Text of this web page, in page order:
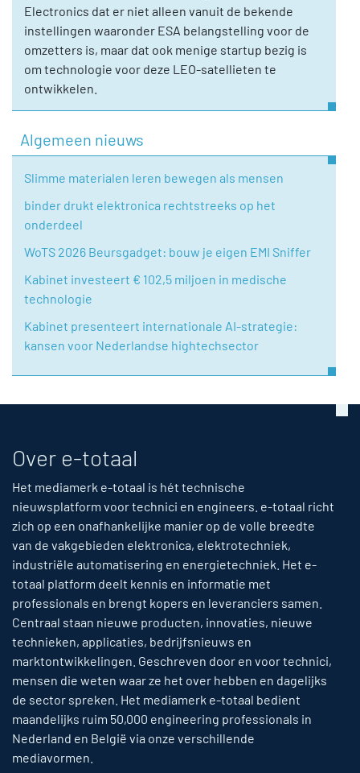
Electronics dat er niet alleen vanuit de bekende
instellingen waaronder ESA belangstelling voor de
omzetters is, maar dat ook menige startup bezig is
om technologie voor deze LEO-satellieten te
ontwikkelen.
Algemeen nieuws
Slimme materialen leren bewegen als mensen
binder drukt elektronica rechtstreeks op het
onderdeel
WoTS 2026 Beursgadget: bouw je eigen EMI Sniffer
Kabinet investeert € 102,5 miljoen in medische
technologie
Kabinet presenteert internationale AI-strategie:
kansen voor Nederlandse hightechsector
Over e-totaal
Het mediamerk e-totaal is hét technische
nieuwsplatform voor technici en engineers. e-totaal richt
zich op een onafhankelijke manier op de volle breedte
van de vakgebieden elektronica, elektrotechniek,
industriële automatisering en energietechniek. Het e-
totaal platform deelt kennis en informatie met
professionals en brengt kopers en leveranciers samen.
Centraal staan nieuwe producten, innovaties, nieuwe
technieken, applicaties, bedrijfsnieuws en
marktontwikkelingen. Geschreven door en voor technici,
mensen die weten waar ze het over hebben en dagelijks
de sector spreken. Het mediamerk e-totaal bedient
maandelijks ruim 50,000 engineering professionals in
Nederland en België via onze verschillende
mediavormen.